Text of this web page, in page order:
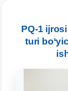
PQ-1
turi
chatiga xush
Qabul bo'yicha